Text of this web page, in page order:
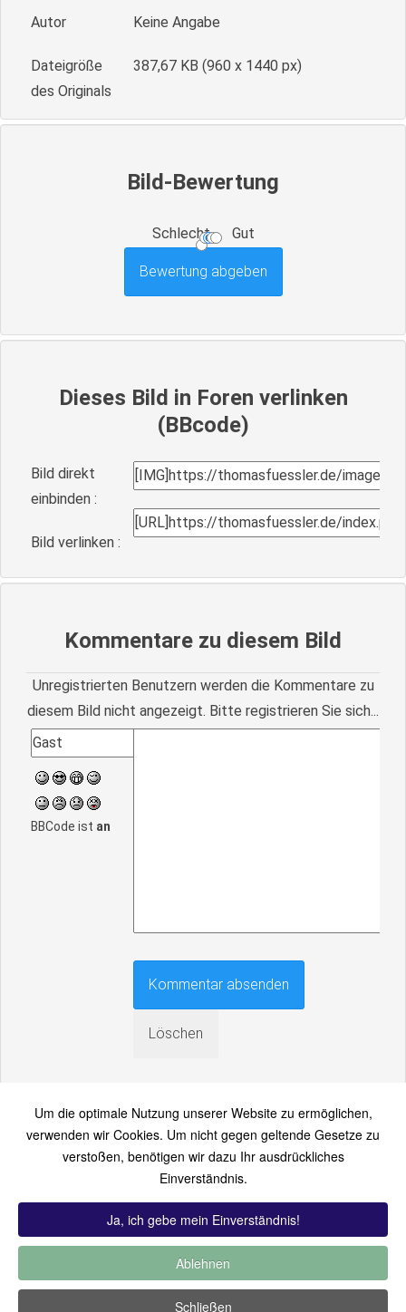
Autor Keine Angabe
Dateigröße
des Originals
387,67 KB (960 x 1440 px)
Bild-Bewertung
Schlecht Gut
Dieses Bild in Foren verlinken
(BBcode)
Bild direkt
einbinden :
Bild verlinken :
Kommentare zu diesem Bild
Unregistrierten Benutzern werden die Kommentare zu
diesem Bild nicht angezeigt. Bitte registrieren Sie sich...
BBCode ist an
An einen Freund senden
Bitte loggen Sie sich zuerst ein...
-Zuletzt hinzugekommen
Um die optimale Nutzung unserer Website zu ermöglichen,
verwenden wir Cookies. Um nicht gegen geltende Gesetze zu
verstoßen, benötigen wir dazu Ihr ausdrückliches
Einverständnis.
Ja, ich gebe mein Einverständnis!
Ablehnen
Schließen